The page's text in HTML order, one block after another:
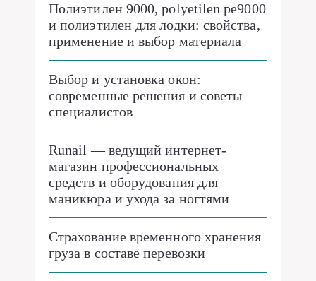
Полиэтилен 9000, polyetilen pe9000
и полиэтилен для лодки: свойства,
применение и выбор материала
Выбор и установка окон:
современные решения и советы
специалистов
Runail — ведущий интернет-
магазин профессиональных
средств и оборудования для
маникюра и ухода за ногтями
Страхование временного хранения
груза в составе перевозки